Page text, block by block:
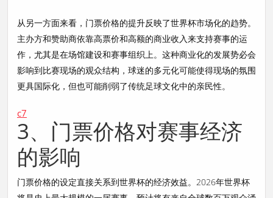
从另一方面来看，门票价格的提升反映了世界杯市场化的趋势。
主办方和赞助商依靠高票价和高额的商业收入来支持赛事的运
作，尤其是在场馆建设和赛事组织上。这种商业化的发展势必会
影响到比赛现场的观众结构，球迷的多元化可能使得现场的氛围
更具国际化，但也可能削弱了传统足球文化中的亲民性。
c7
3、门票价格对赛事经济
的影响
门票价格的设定直接关系到世界杯的经济效益。2026年世界杯